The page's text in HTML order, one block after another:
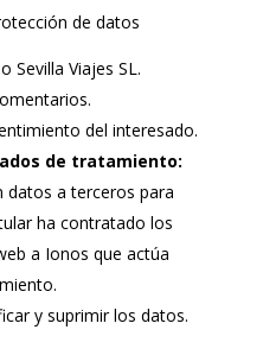
de datos
Sevilla Viajes SL.
del interesado.
de tratamiento:
datos a terceros para
ha contratado los
a Ionos que actúa
y suprimir los datos.